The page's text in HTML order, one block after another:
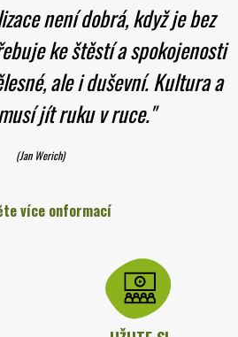
není dobrá, když je bez
ke štěstí a spokojenosti
ale i duševní. Kultura a
jít ruku v ruce."
(Jan Werich)
více onformací